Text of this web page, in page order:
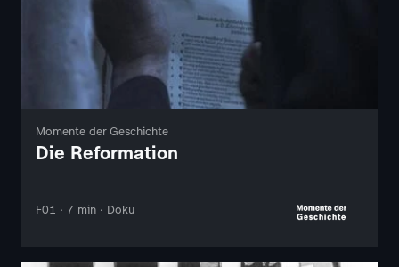
Momente der Geschichte
Die Reformation
F01 · 7 min · Doku